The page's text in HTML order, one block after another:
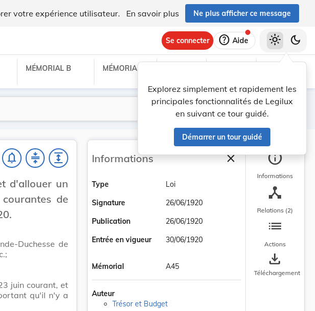
votre expérience utilisateur. En savoir plus Ne plus afficher ce message
Se connecter help Aide
Explorez simplement et rapidement les
principales fonctionnalités de Legilux
en suivant ce tour guidé.
Démarrer un tour guidé
light_mode dark_mode
MÉMORIAL B MÉMORIAL C
Lancer la recherche
Filtres
notifications_none compress expand
d'allouer un
de
Duchesse de
juin courant, et
qu'il n'y a
Informations closeFermer la barre
Type
Loi
Signature
26/06/1920
Publication
26/06/1920
Entrée en vigueur
30/06/1920
Mémorial A45
Auteur
Trésor et Budget
info
Informations
device_hub
Relations (2)
list
Actions
save_alt
Téléchargement